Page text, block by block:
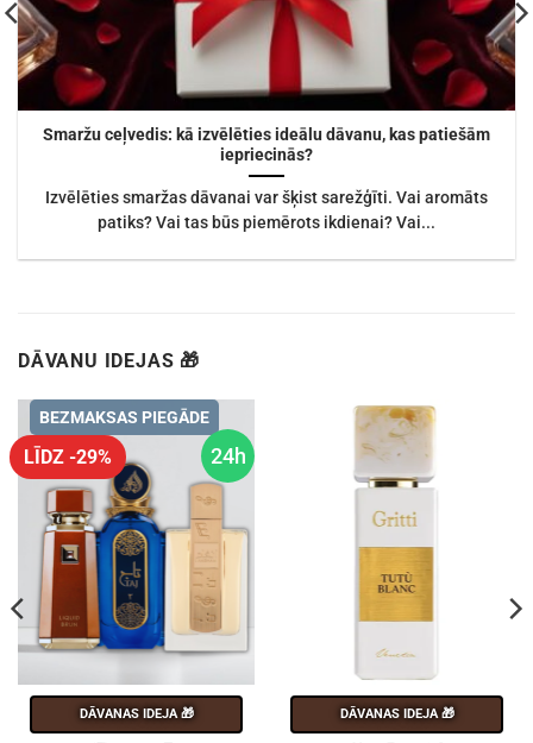
Smaržu ceļvedis: kā izvēlēties ideālu dāvanu, kas patiešām
iepriecinās?
Izvēlēties smaržas dāvanai var šķist sarežģīti. Vai aromāts
patiks? Vai tas būs piemērots ikdienai? Vai...
DĀVANU IDEJAS 🎁
24h
LĪDZ -29%
BEZMAKSAS PIEGĀDE
DĀVANAS IDEJA 🎁 DĀVANAS IDEJA 🎁